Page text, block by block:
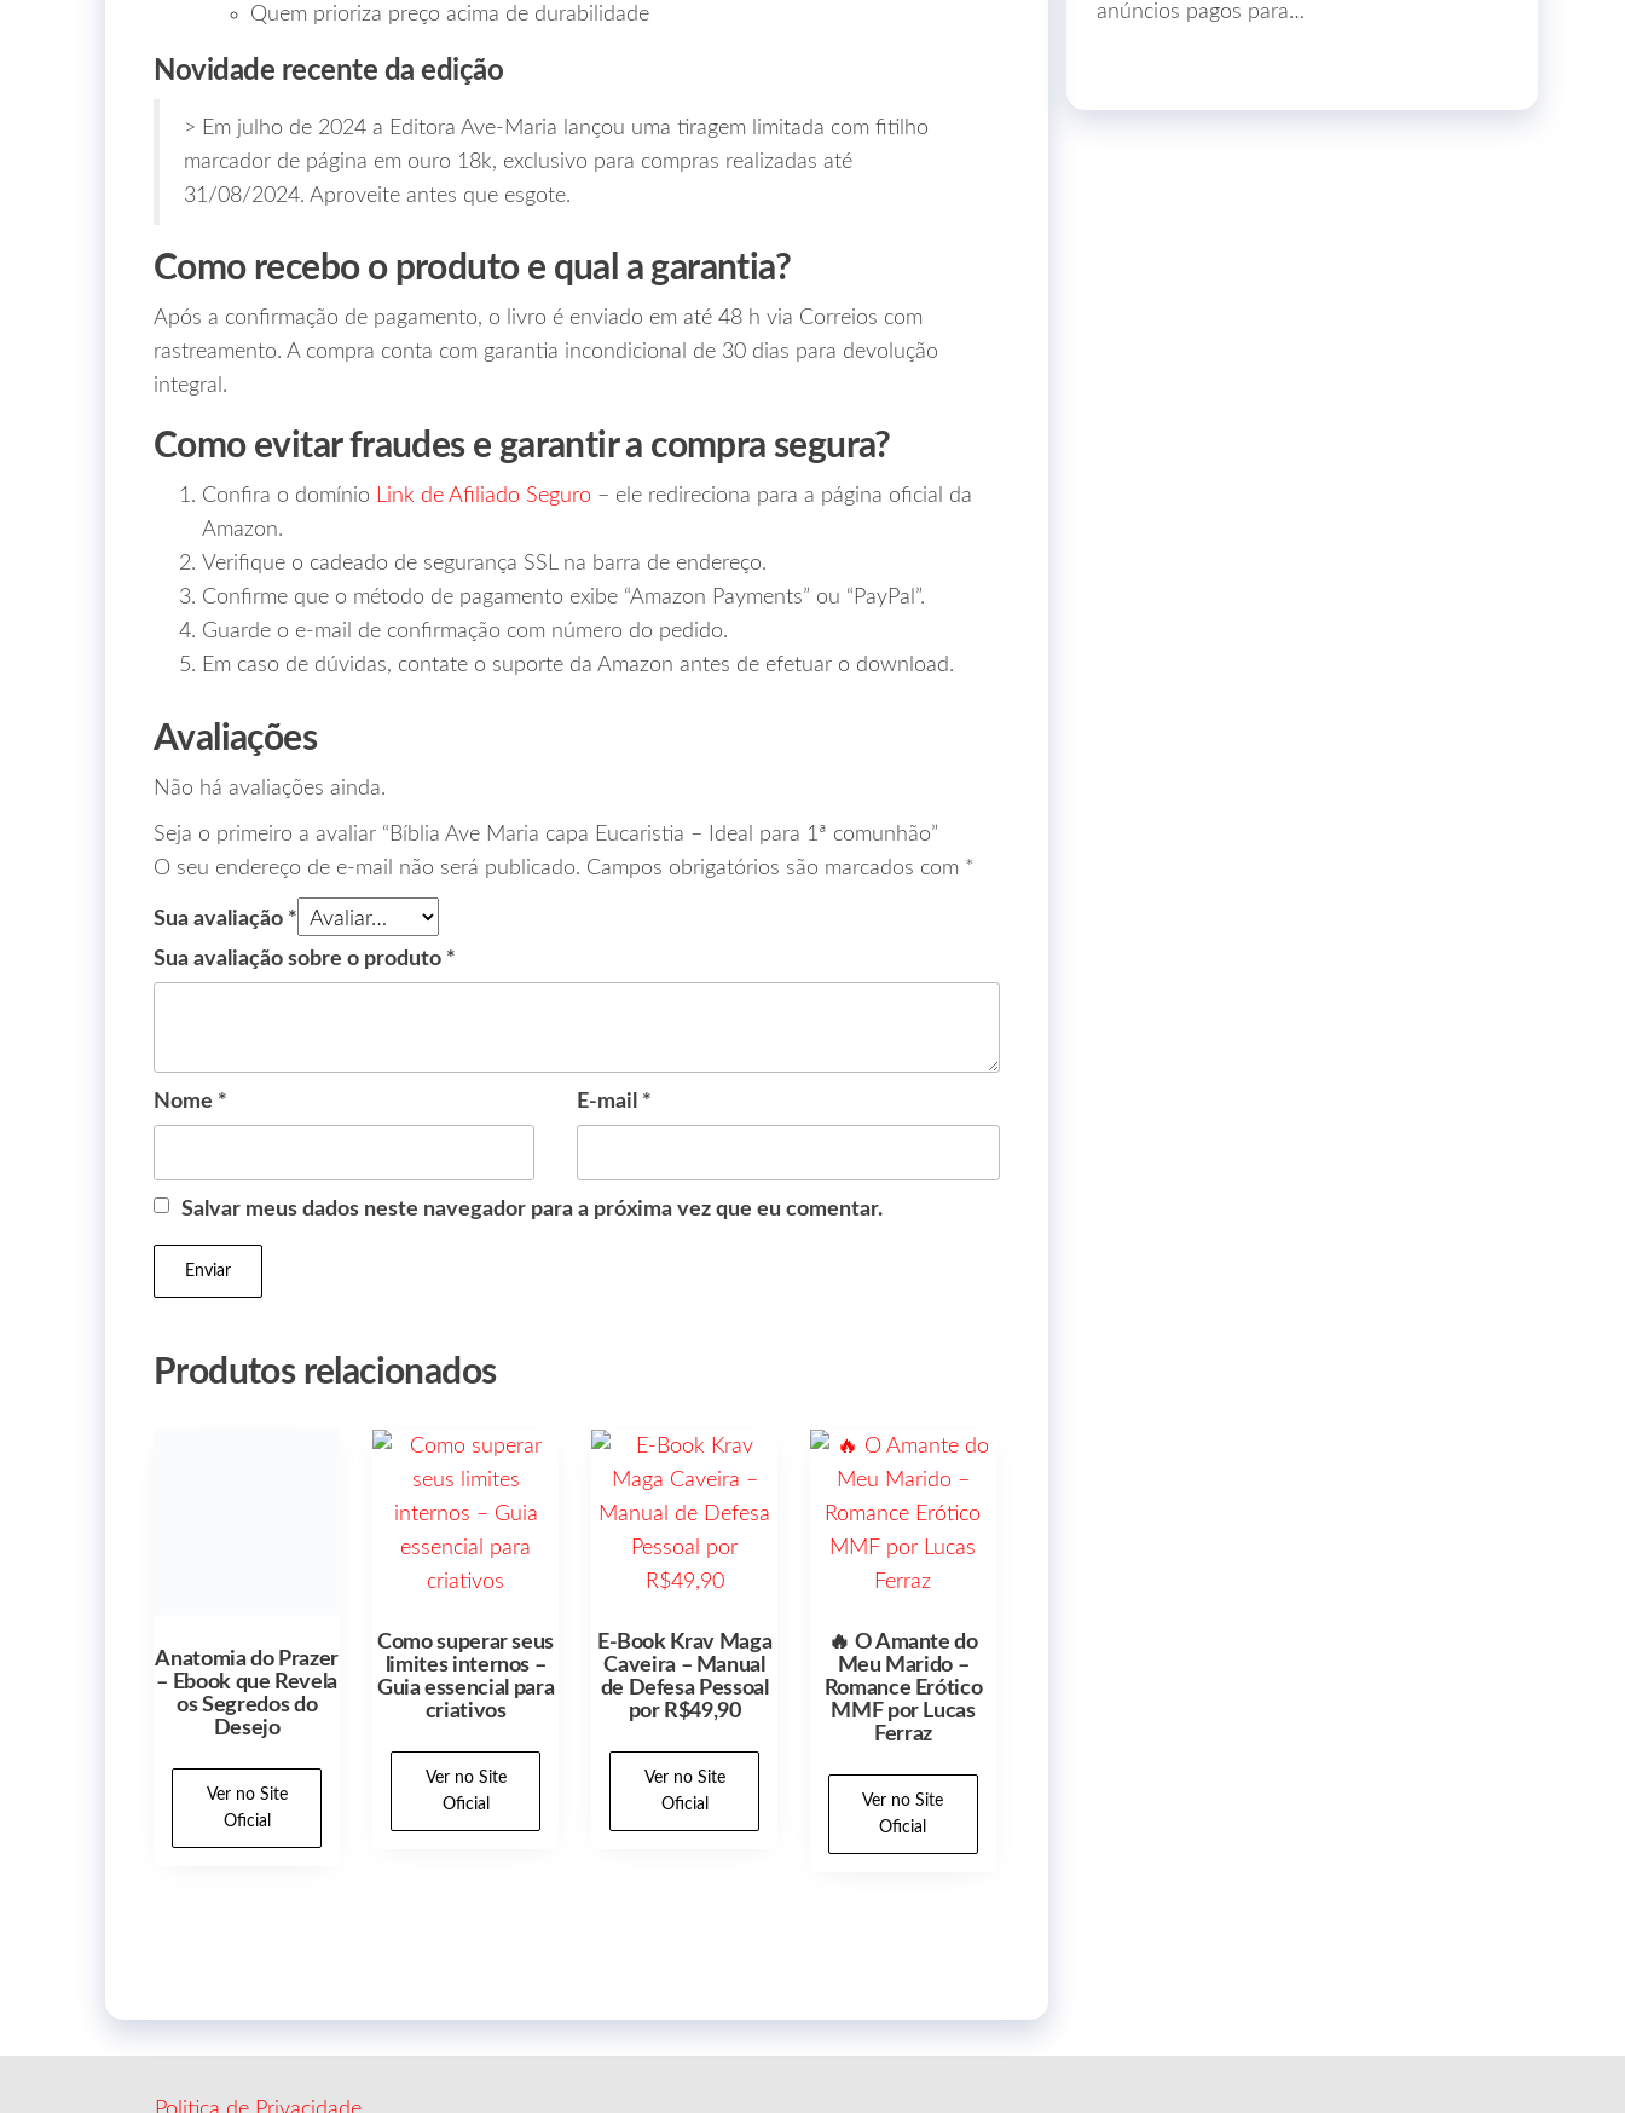
Quem prioriza preço acima de durabilidade
Novidade recente da edição
> Em julho de 2024 a Editora Ave‑Maria lançou uma tiragem limitada com fitilho
marcador de página em ouro 18k, exclusivo para compras realizadas até
31/08/2024. Aproveite antes que esgote.
Como recebo o produto e qual a garantia?
Após a confirmação de pagamento, o livro é enviado em até 48 h via Correios com
rastreamento. A compra conta com garantia incondicional de 30 dias para devolução
integral.
Como evitar fraudes e garantir a compra segura?
Confira o domínio Link de Afiliado Seguro – ele redireciona para a página oficial da
Amazon.
Verifique o cadeado de segurança SSL na barra de endereço.
Confirme que o método de pagamento exibe “Amazon Payments” ou “PayPal”.
Guarde o e‑mail de confirmação com número do pedido.
Em caso de dúvidas, contate o suporte da Amazon antes de efetuar o download.
Avaliações
Não há avaliações ainda.
Seja o primeiro a avaliar “Bíblia Ave Maria capa Eucaristia – Ideal para 1ª comunhão”
O seu endereço de e-mail não será publicado. Campos obrigatórios são marcados com *
Sua avaliação *
Sua avaliação sobre o produto *
Nome * E-mail *
Salvar meus dados neste navegador para a próxima vez que eu comentar.
Produtos relacionados
os Segredos do
Desejo
Oficial
Como superar seus
limites internos –
Guia essencial para
criativos
Ver no Site
Oficial
E-Book Krav Maga
Caveira – Manual
de Defesa Pessoal
por R$49,90
Ver no Site
Oficial
🔥 O Amante do
Meu Marido –
Romance Erótico
MMF por Lucas
Ferraz
Ver no Site
Oficial
anúncios pagos para…